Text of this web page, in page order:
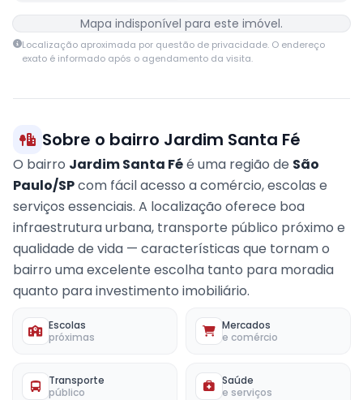
Mapa indisponível para este imóvel.
Localização aproximada por questão de privacidade. O endereço
exato é informado após o agendamento da visita.
Sobre o bairro Jardim Santa Fé
O bairro Jardim Santa Féé uma região de São
Paulo/SPcom fácil acesso a comércio, escolas e
serviços essenciais. A localização oferece boa
infraestrutura urbana, transporte público próximo e
qualidade de vida — características que tornam o
bairro uma excelente escolha tanto para moradia
quanto para investimento imobiliário.
Escolas
próximas
Mercados
e comércio
Transporte
público
Saúde
e serviços